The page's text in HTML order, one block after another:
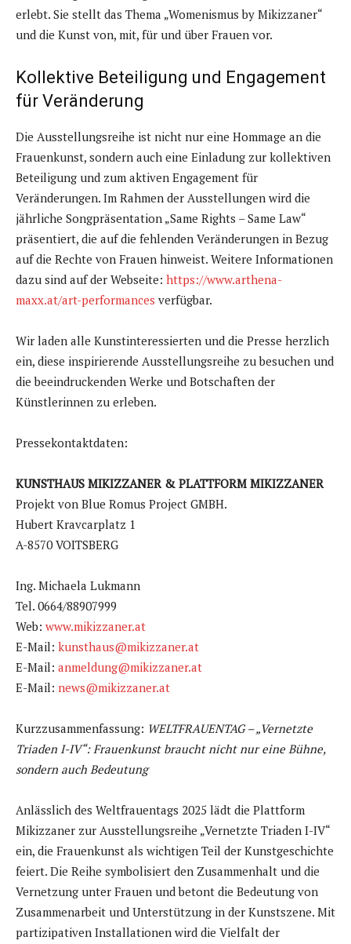
erlebt. Sie stellt das Thema „Womenismus by Mikizzaner“
und die Kunst von, mit, für und über Frauen vor.
Kollektive Beteiligung und Engagement
für Veränderung
Die Ausstellungsreihe ist nicht nur eine Hommage an die
Frauenkunst, sondern auch eine Einladung zur kollektiven
Beteiligung und zum aktiven Engagement für
Veränderungen. Im Rahmen der Ausstellungen wird die
jährliche Songpräsentation „Same Rights – Same Law“
präsentiert, die auf die fehlenden Veränderungen in Bezug
auf die Rechte von Frauen hinweist. Weitere Informationen
dazu sind auf der Webseite: https://www.arthena-
maxx.at/art-performances verfügbar.
Wir laden alle Kunstinteressierten und die Presse herzlich
ein, diese inspirierende Ausstellungsreihe zu besuchen und
die beeindruckenden Werke und Botschaften der
Künstlerinnen zu erleben.
Pressekontaktdaten:
KUNSTHAUS MIKIZZANER & PLATTFORM MIKIZZANER
Projekt von Blue Romus Project GMBH.
Hubert Kravcarplatz 1
A-8570 VOITSBERG
Ing. Michaela Lukmann
Tel. 0664/88907999
Web: www.mikizzaner.at
E-Mail: kunsthaus@mikizzaner.at
E-Mail: anmeldung@mikizzaner.at
E-Mail: news@mikizzaner.at
Kurzzusammenfassung: WELTFRAUENTAG – „Vernetzte
Triaden I-IV“: Frauenkunst braucht nicht nur eine Bühne,
sondern auch Bedeutung
Anlässlich des Weltfrauentags 2025 lädt die Plattform
Mikizzaner zur Ausstellungsreihe „Vernetzte Triaden I-IV“
ein, die Frauenkunst als wichtigen Teil der Kunstgeschichte
feiert. Die Reihe symbolisiert den Zusammenhalt und die
Vernetzung unter Frauen und betont die Bedeutung von
Zusammenarbeit und Unterstützung in der Kunstszene. Mit
partizipativen Installationen wird die Vielfalt der